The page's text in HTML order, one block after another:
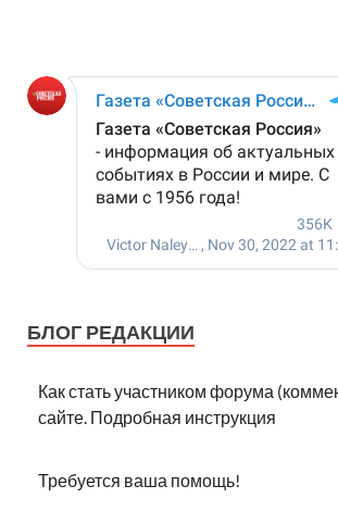
БЛОГ РЕДАКЦИИ
Как стать участником форума
сайте. Подробная инструкция
Требуется ваша помощь!